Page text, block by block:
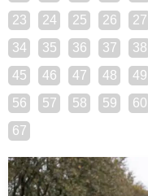
23
24 25 26 27
34
35 36 37 38
45
46 47 48 49
56
57 58 59 60
67